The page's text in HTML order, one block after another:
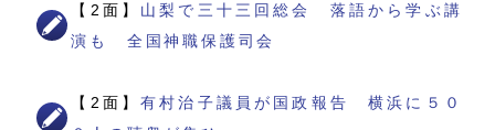
【2面】 山梨で三十三回総会 落語から学ぶ講
演も 全国神職保護司会
【2面】有村治子議員が国政報告 横浜に５０